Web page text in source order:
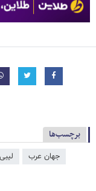
برچسب‌ها
جهان عرب لیبی